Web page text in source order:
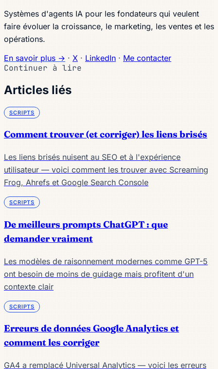
Systèmes d'agents IA pour les fondateurs qui veulent
faire évoluer la croissance, le marketing, les ventes et les
opérations.
En savoir plus → · X · LinkedIn · Me contacter
Continuer à lire
Articles liés
SCRIPTS
Comment trouver (et corriger) les liens brisés
Les liens brisés nuisent au SEO et à l'expérience
utilisateur — voici comment les trouver avec Screaming
Frog, Ahrefs et Google Search Console
SCRIPTS
De meilleurs prompts ChatGPT : que
demander vraiment
Les modèles de raisonnement modernes comme GPT-5
ont besoin de moins de guidage mais profitent d'un
contexte clair
SCRIPTS
Erreurs de données Google Analytics et
comment les corriger
GA4 a remplacé Universal Analytics — voici les erreurs